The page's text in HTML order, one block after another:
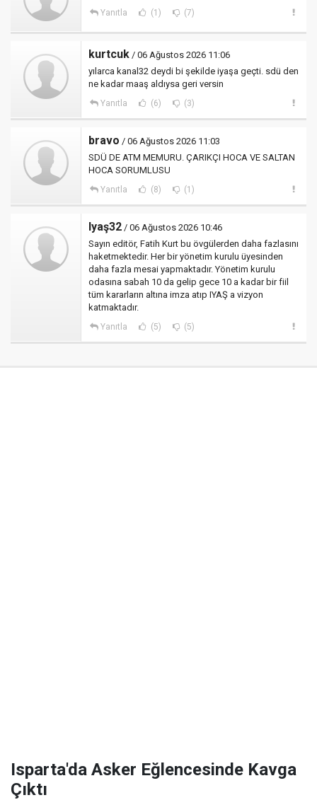
Yanıtla (1) (7)
kurtcuk / 06 Ağustos 2026 11:06
yılarca kanal32 deydi bi şekilde iyaşa geçti. sdü den
ne kadar maaş aldıysa geri versin
Yanıtla (6) (3)
bravo / 06 Ağustos 2026 11:03
SDÜ DE ATM MEMURU. ÇARIKÇI HOCA VE SALTAN
HOCA SORUMLUSU
Yanıtla (8) (1)
Iyaş32 / 06 Ağustos 2026 10:46
Sayın editör, Fatih Kurt bu övgülerden daha fazlasını
haketmektedir. Her bir yönetim kurulu üyesinden
daha fazla mesai yapmaktadır. Yönetim kurulu
odasına sabah 10 da gelip gece 10 a kadar bir fiil
tüm kararların altına imza atıp IYAŞ a vizyon
katmaktadır.
Yanıtla (5) (5)
Isparta'da Asker Eğlencesinde Kavga
Çıktı